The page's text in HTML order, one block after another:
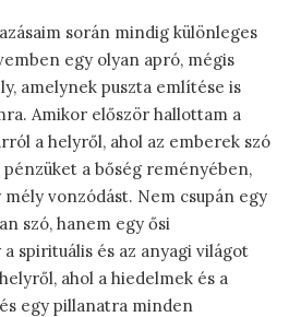
során mindig különleges
egy olyan apró, mégis
amelynek puszta említése is
Amikor először hallottam a
a helyről, ahol az emberek szó
a bőség reményében,
vonzódást. Nem csupán egy
szó, hanem egy ősi
spirituális és az anyagi világot
ahol a hiedelmek és a
egy pillanatra minden